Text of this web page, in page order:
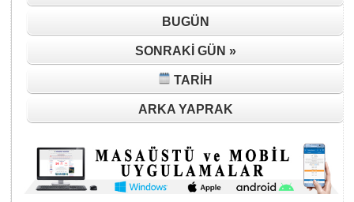
BUGÜN
SONRAKI GÜN »
TARIH
ARKA YAPRAK